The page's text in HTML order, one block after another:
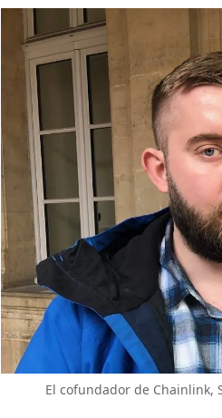
El cofundador de Chainlink,